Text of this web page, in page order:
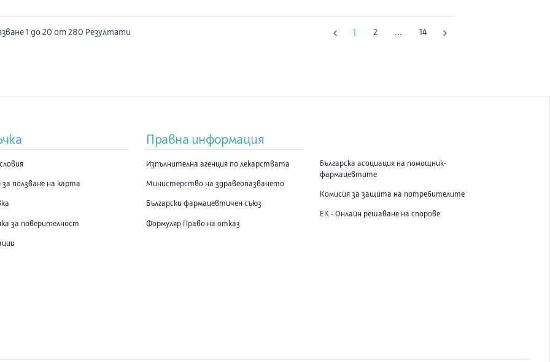
1 до 20 от 280 Резултати 1 2 ... 14
за ползване на карта
за поверителност
Правна информация
Изпълнителна агенция по лекарствата
Министерство на здравеопазването
Български фармацевтичен съюз
Формуляр Право на отказ
Българска асоциация на помощник-
фармацевтите
Комисия за защита на потребителите
ЕК - Онлайн решаване на спорове